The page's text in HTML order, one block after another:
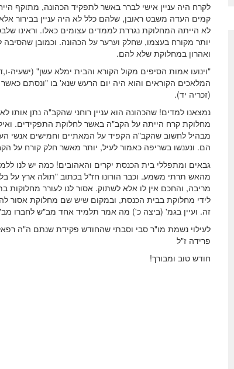
לקרח היה עניין אישי לברר באשר לתפקיד הכהונה, מתוקף
קמים העדה משבט ראובן, שלהם כלל לא היה עניין בבירור
לא הייתה המחלוקת נגררת לממדים עצומים כאלו. וראינו
יותר מקורח בעצמו, שחלק וערער על הכהונה. וכמובן
ואהרון במחלוקת שלא להם.
"וינועו אמות הסיפים מקול הקורא והבית ימלא עשן"
המלאכים הקוראים והוא היה יום הרעש שנא' בו "ונסתם
(זכריה יד).
נמצאנו למדים! שהכהונה הוא עניין רוחני שהקב"ה נתן אותו
מחלוקת קרח הייתה על הקב"ה באשר לחלוקת התפקידים.
מבהיל לחשוב שהקב"ה הקפיד על המאתיים וחמישים אנשי
הם. ונענשו בשריפה כאמור לעיל, יותר מאשר חלק קורח על
גבאים ומתפללי בית הכנסת יקרים והאהובים! כמה יש לנו
מהאש תרתי משמע. וכבר הורונו חז"ל בכתוב "תולה ארץ על
מריבה, והחכם אין לו אלא לשתוק. אסור לנו לעורר מחלוקות
לידי מחלוקת בבית הכנסת, ובמקום שיש שם מחלוקת אסור
זה. ועיין בגמ' (ביצה כ') מה אמר תלמיד אחד מב"ש לחברו
לעילוי נשמת מו"ר סבי וסבתי שהחודש פקידת שנתם ה"ה
פרידה ז"ל
חודש טוב ומבורך!